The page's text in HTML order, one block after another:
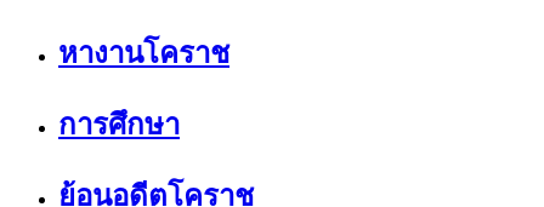
หางานโคราช
การศึกษา
ย้อนอดีตโคราช